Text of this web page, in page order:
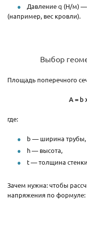
Давление q (Н/м) —
(например, вес кровли).
Выбор
Площадь поперечного
A = b
где:
b — ширина трубы,
h — высота,
t — толщина
Зачем нужна: чтобы
напряжения по формуле: